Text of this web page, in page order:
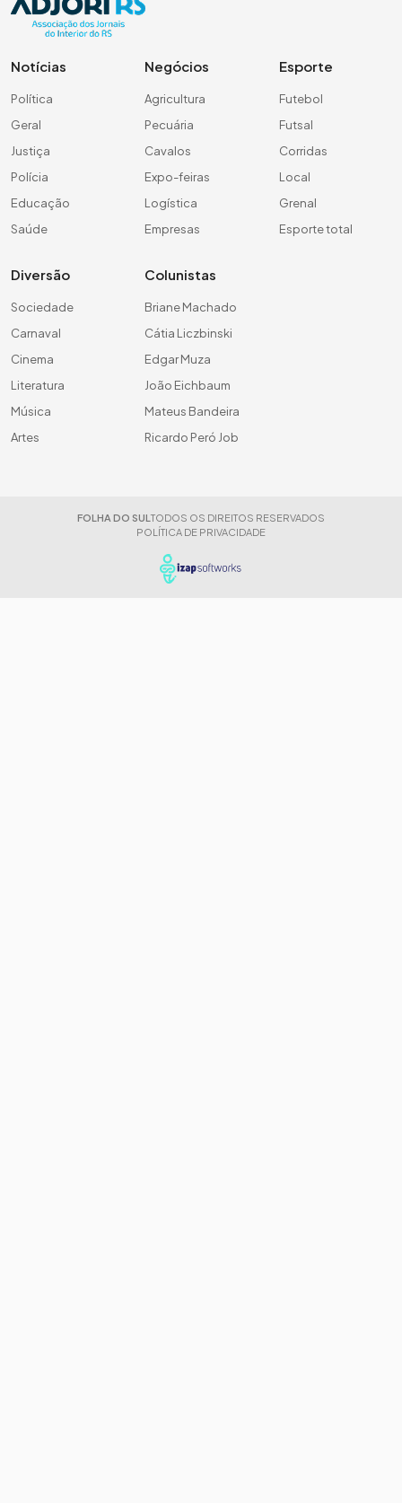
Notícias
Política
Geral
Justiça
Polícia
Educação
Saúde
Negócios
Agricultura
Pecuária
Cavalos
Expo-feiras
Logística
Empresas
Esporte
Futebol
Futsal
Corridas
Local
Grenal
Esporte total
Diversão
Sociedade
Carnaval
Cinema
Literatura
Música
Artes
Colunistas
Briane Machado
Cátia Liczbinski
Edgar Muza
João Eichbaum
Mateus Bandeira
Ricardo Peró Job
FOLHA DO SUL TODOS OS DIREITOS RESERVADOS
POLÍTICA DE PRIVACIDADE